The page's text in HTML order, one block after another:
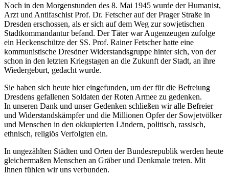
Noch in den Morgenstunden des 8. Mai 1945 wurde der Humanist,
Arzt und Antifaschist Prof. Dr. Fetscher auf der Prager Straße in
Dresden erschossen, als er sich auf dem Weg zur sowjetischen
Stadtkommandantur befand. Der Täter war Augenzeugen zufolge
ein Heckenschütze der SS. Prof. Rainer Fetscher hatte eine
kommunistische Dresdner Widerstandsgruppe hinter sich, von der
schon in den letzten Kriegstagen an die Zukunft der Stadt, an ihre
Wiedergeburt, gedacht wurde.
Sie haben sich heute hier eingefunden, um der für die Befreiung
Dresdens gefallenen Soldaten der Roten Armee zu gedenken.
In unseren Dank und unser Gedenken schließen wir alle Befreier
und Widerstandskämpfer und die Millionen Opfer der Sowjetvölker
und Menschen in den okkupierten Ländern, politisch, rassisch,
ethnisch, religiös Verfolgten ein.
In ungezählten Städten und Orten der Bundesrepublik werden heute
gleichermaßen Menschen an Gräber und Denkmale treten. Mit
Ihnen fühlen wir uns verbunden.